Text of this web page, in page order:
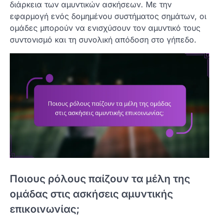
διάρκεια των αμυντικών ασκήσεων. Με την
εφαρμογή ενός δομημένου συστήματος σημάτων, οι
ομάδες μπορούν να ενισχύσουν τον αμυντικό τους
συντονισμό και τη συνολική απόδοση στο γήπεδο.
Ποιους ρόλους παίζουν τα μέλη της
ομάδας στις ασκήσεις αμυντικής
επικοινωνίας;